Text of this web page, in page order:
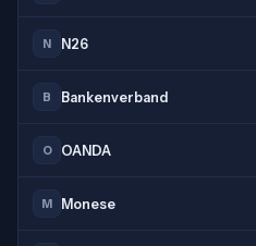
N N26
B Bankenverband
O OANDA
M Monese